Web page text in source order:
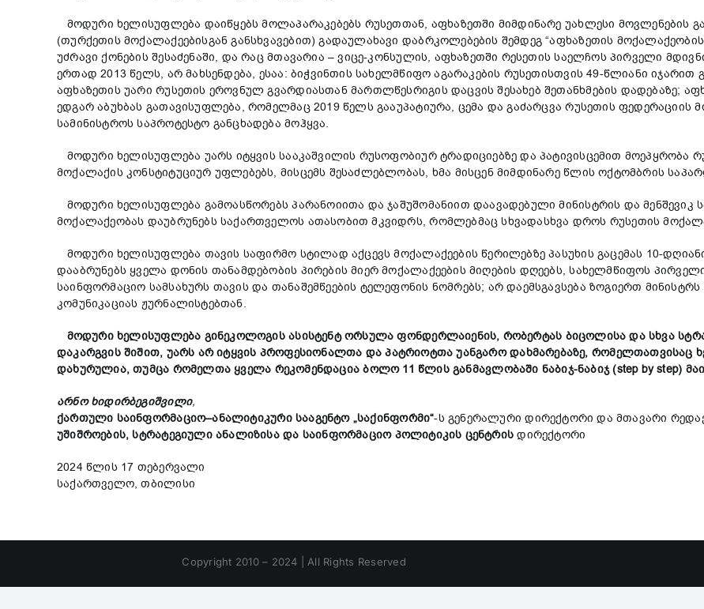
მოდური ხელისუფლება დაიწყებს მოლაპარაკებებს რუსეთთან, აფხაზეთში მიმდინარე უახლესი მოვლენების
(თურქეთის მოქალაქეებისგან განსხვავებით) გადაულახავი დაბრკოლებების შემდეგ “აფხაზეთის
უძრავი ქონების შესაძენაში, და რაც მთავარია – ვიცე-კონსულის, აფხაზეთში რესეთის საელჩოს პირველი
ერთად 2013 წელს, არ მახსენდება, ესაა: ბიჭვინთის სახელმწიფო აგარაკების რუსეთისთვის 49-წლიანი
აფხაზეთის უარი რუსეთის ეროვნულ გვარდიასთან მართლწესრიგის დაცვის შესახებ შეთანხმების დადებაზე;
ედგარ აბუხბას გათავისუფლება, რომელმაც 2019 წელს გააუპატიურა, ცემა და გაძარცვა რუსეთის ფედერაციის
სამინისტროს საპროტესტო განცხადება მოჰყვა.
მოდური ხელისუფლება უარს იტყვის სააკაშვილის რუსოფობიურ ტრადიციებზე და პატივისცემით მოეპყრობა
მოქალაქის კონსტიტუციურ უფლებებს, მისცემს შესაძლებლობას, ხმა მისცენ მიმდინარე წლის ოქტომბრის
მოდური ხელისუფლება გამოასწორებს პარანოიითა და ჯაშუშომანიით დაავადებული მინისტრის და
მოქალაქეობას დაუბრუნებს საქართველოს ათასობით მკვიდრს, რომლებმაც სხვადასხვა დროს რუსეთის
მოდური ხელისუფლება თავის საფირმო სტილად აქცევს მოქალაქეების წერილებზე პასუხის გაცემას 10-
დააბრუნებს ყველა დონის თანამდებობის პირების მიერ მოქალაქეების მიღების დღეებს, სახელმწიფოს
საინფორმაციო სამსახურს თავის და თანაშემწეების ტელეფონის ნომრებს; არ დაემსგავსება ზოგიერთ
კომუნიკაციას ჟურნალისტებთან.
მოდური ხელისუფლება გინეკოლოგის ასისტენტორსულა ფონდერლაიენის, რობერტას ბიცოლისა და სხვა
დაკარგვის შიშით, უარს არ იტყვის პროფესიონალთა და პატრიოტთა უანგარო დახმარებაზე, რომელთათვისაც
დახურულია,თუმცა რომელთა ყველა რეკომენდაცია ბოლო11 წლის განმავლობაში ნაბიჯ-ნაბიჯ (step by step)
არნო ხიდირბეგიშვილი,
ქართული საინფორმაციო–ანალიტიკური სააგენტო„საქინფორმი“-ს გენერალური დირექტორი და მთავარი
უშიშროების,სტრატეგიული ანალიზისა და საინფორმაციო პოლიტიკის ცენტრის დირექტორი
2024 წლის 17 თებერვალი
საქართველო, თბილისი
Copyright 2010 – 2024 | All Rights Reserved